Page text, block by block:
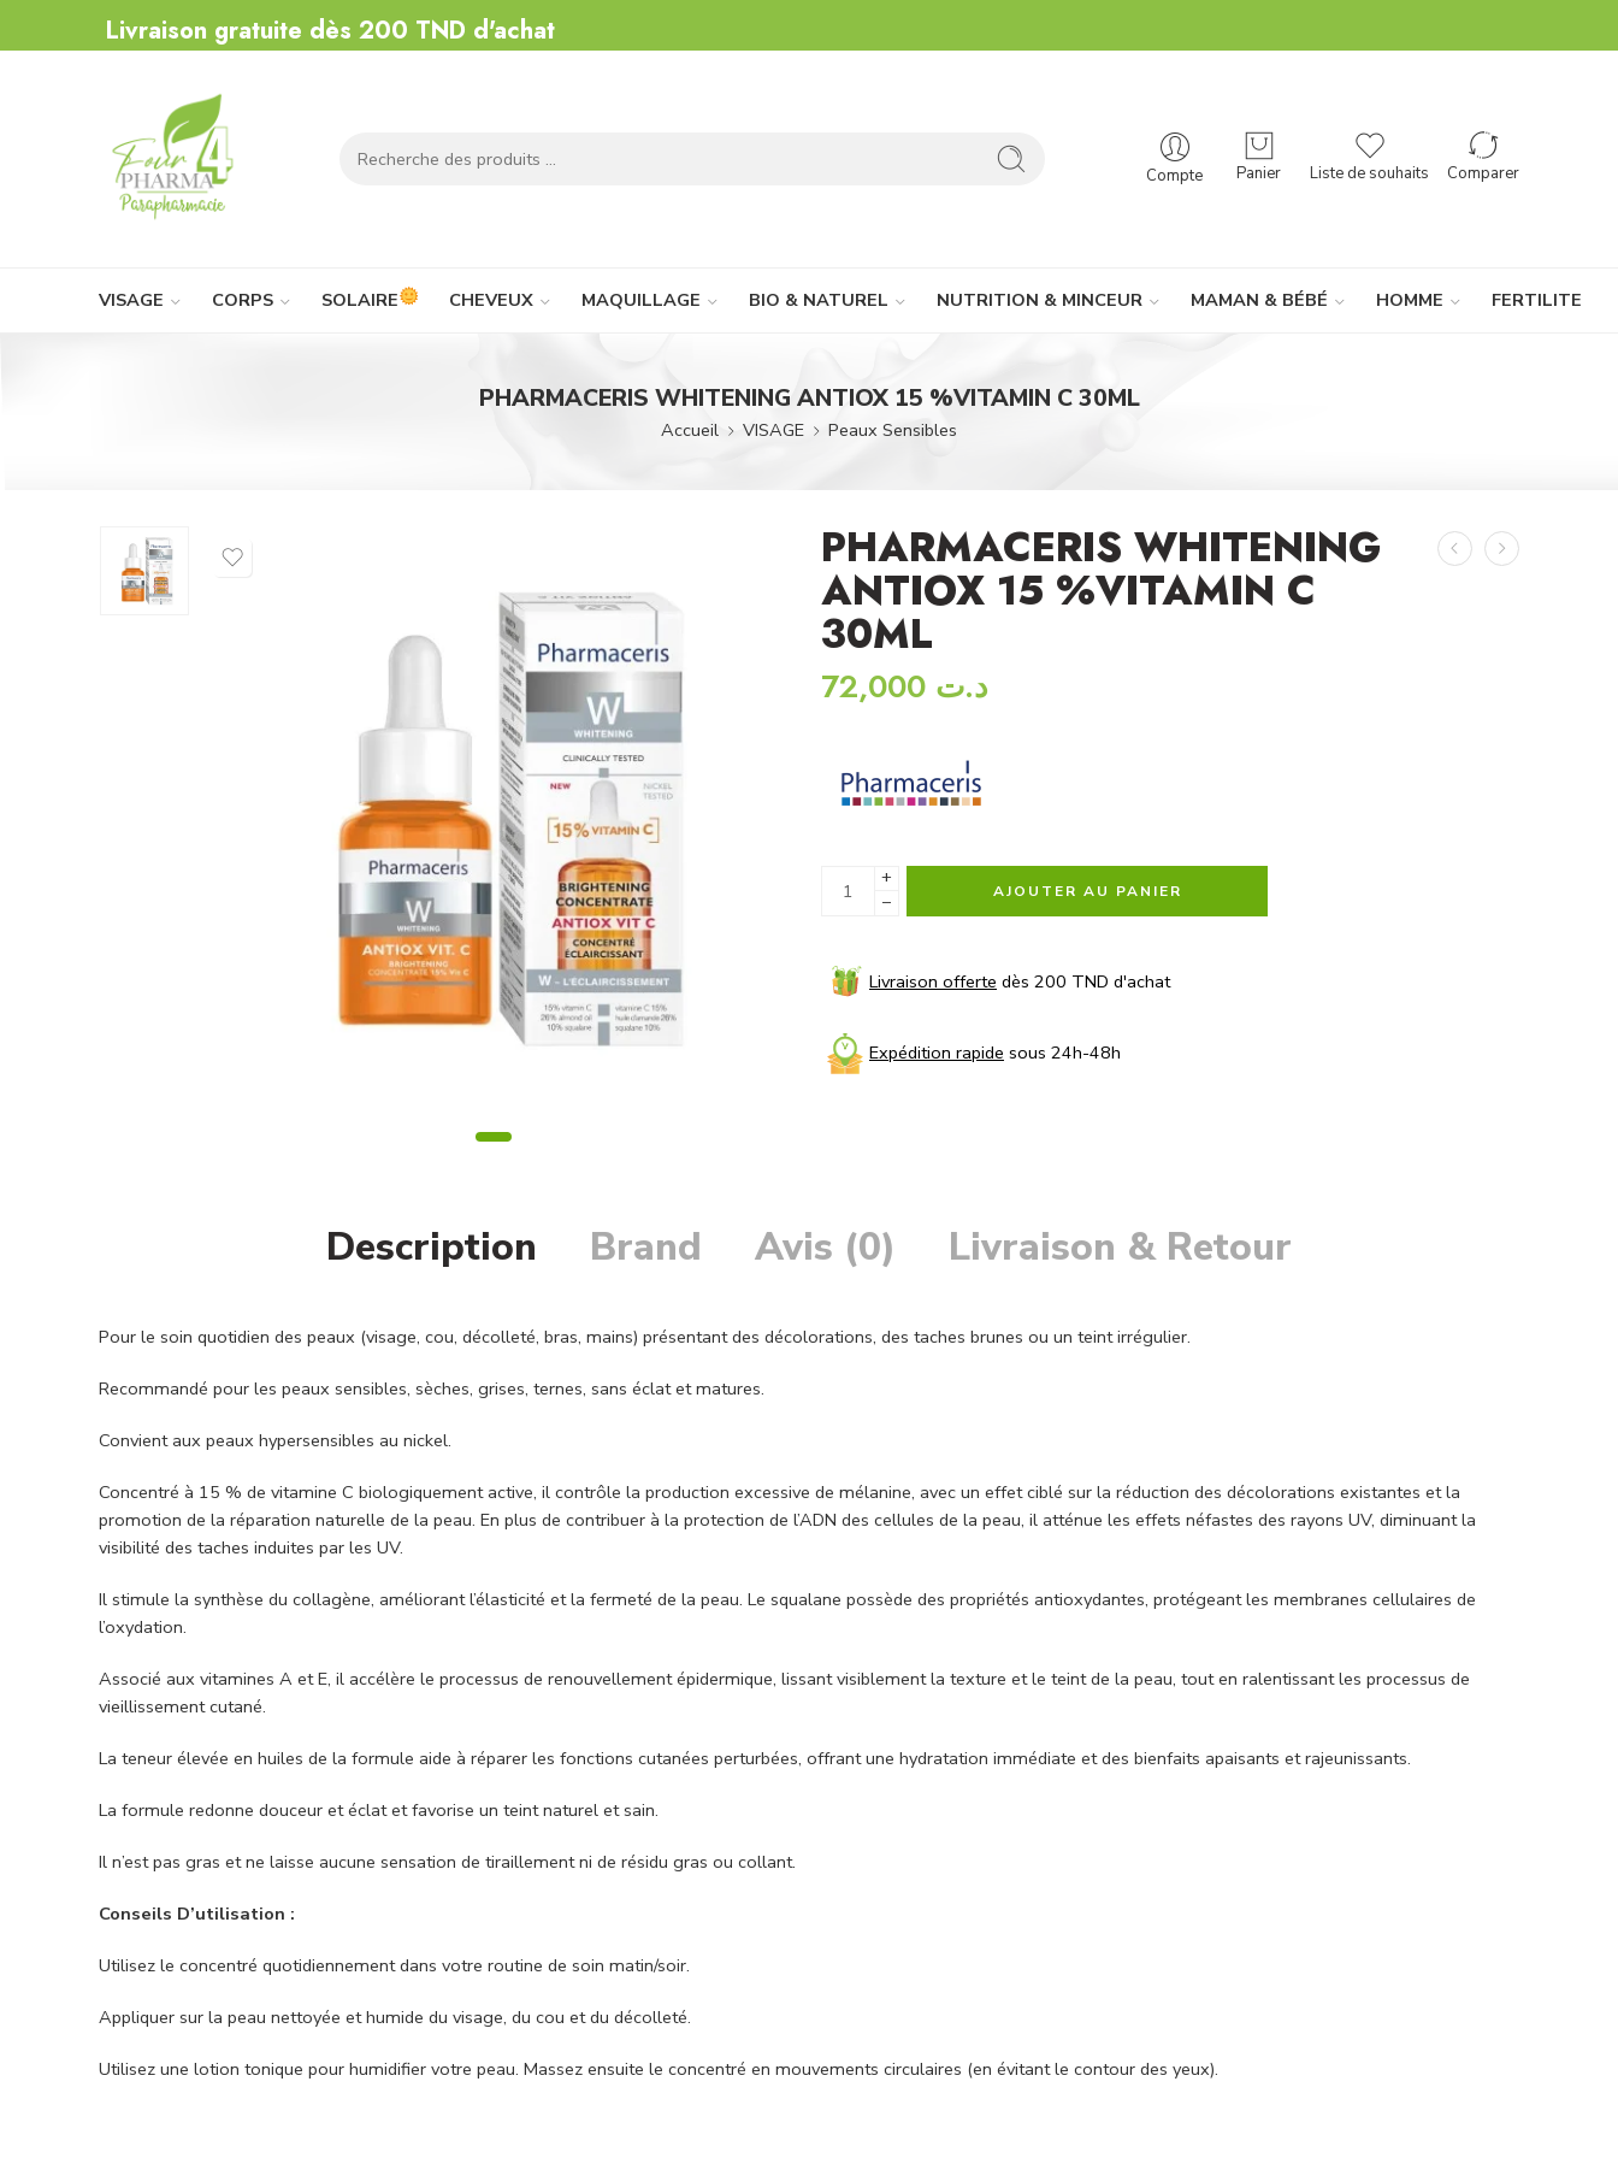
Livraison gratuite dès 200 TND d'achat
Compte Panier Liste de souhaits Comparer
VISAGE CORPS SOLAIRE CHEVEUX MAQUILLAGE BIO & NATUREL NUTRITION & MINCEUR MAMAN & BÉBÉ HOMME FERTILITE
PHARMACERIS WHITENING ANTIOX 15 %VITAMIN C 30ML
Accueil VISAGE Peaux Sensibles
PHARMACERIS WHITENING
ANTIOX 15 %VITAMIN C
30ML
د.ت
+
−
AJOUTER AU PANIER
Livraison offerte dès 200 TND d'achat
Expédition rapide sous 24h-48h
Description Brand Avis (0) Livraison & Retour
Pour le soin quotidien des peaux (visage, cou, décolleté, bras, mains) présentant des décolorations, des taches brunes ou un teint irrégulier.
Recommandé pour les peaux sensibles, sèches, grises, ternes, sans éclat et matures.
Convient aux peaux hypersensibles au nickel.
Concentré à 15 % de vitamine C biologiquement active, il contrôle la production excessive de mélanine, avec un effet ciblé sur la réduction des décolorations existantes et la
promotion de la réparation naturelle de la peau. En plus de contribuer à la protection de l’ADN des cellules de la peau, il atténue les effets néfastes des rayons UV, diminuant la
visibilité des taches induites par les UV.
Il stimule la synthèse du collagène, améliorant l’élasticité et la fermeté de la peau. Le squalane possède des propriétés antioxydantes, protégeant les membranes cellulaires de
l’oxydation.
Associé aux vitamines A et E, il accélère le processus de renouvellement épidermique, lissant visiblement la texture et le teint de la peau, tout en ralentissant les processus de
vieillissement cutané.
La teneur élevée en huiles de la formule aide à réparer les fonctions cutanées perturbées, offrant une hydratation immédiate et des bienfaits apaisants et rajeunissants.
La formule redonne douceur et éclat et favorise un teint naturel et sain.
Il n’est pas gras et ne laisse aucune sensation de tiraillement ni de résidu gras ou collant.
Conseils D’utilisation :
Utilisez le concentré quotidiennement dans votre routine de soin matin/soir.
Appliquer sur la peau nettoyée et humide du visage, du cou et du décolleté.
Utilisez une lotion tonique pour humidifier votre peau. Massez ensuite le concentré en mouvements circulaires (en évitant le contour des yeux).